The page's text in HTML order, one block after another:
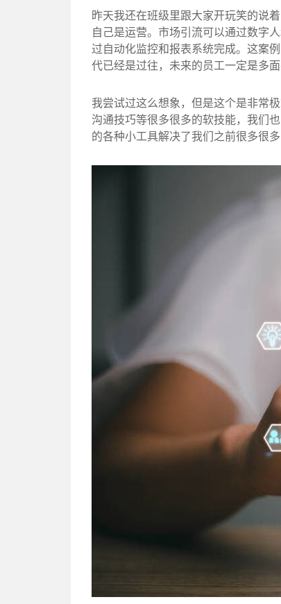
昨天我还在班级里跟大家开玩笑的说
自己是运营。市场引流可以通过数字
过自动化监控和报表系统完成。这案
代已经是过往，未来的员工一定是多
我尝试过这么想象，但是这个是非常
沟通技巧等很多很多的软技能，我们
的各种小工具解决了我们之前很多很